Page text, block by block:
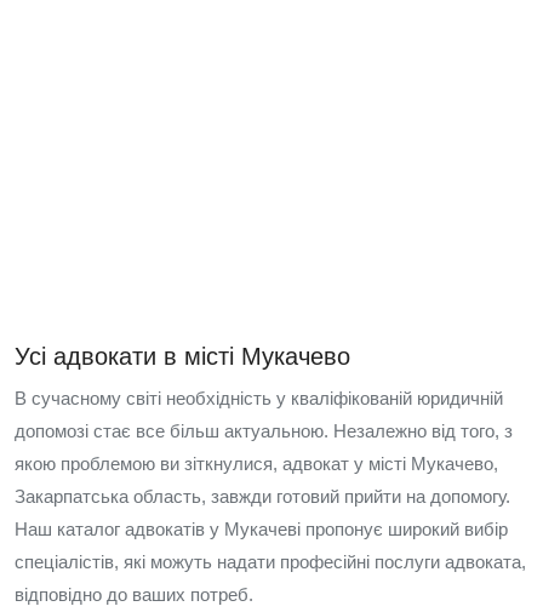
Усі адвокати в місті Мукачево
В сучасному світі необхідність у кваліфікованій юридичній
допомозі стає все більш актуальною. Незалежно від того, з
якою проблемою ви зіткнулися, адвокат у місті Мукачево,
Закарпатська область, завжди готовий прийти на допомогу.
Наш каталог адвокатів у Мукачеві пропонує широкий вибір
спеціалістів, які можуть надати професійні послуги адвоката,
відповідно до ваших потреб.